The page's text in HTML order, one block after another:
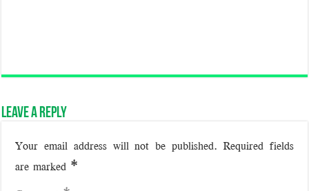
Leave a Reply
Your email address will not be published. Required fields
are marked *